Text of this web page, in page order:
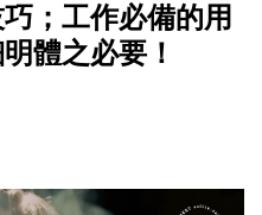
；工作必備的用
體之必要！